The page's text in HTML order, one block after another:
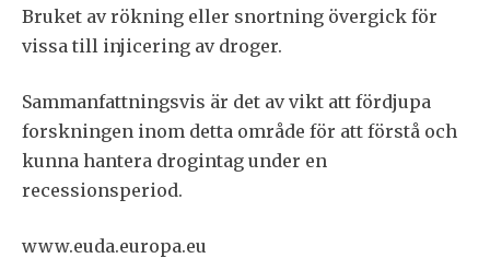
Bruket av rökning eller snortning övergick för
vissa till injicering av droger.
Sammanfattningsvis är det av vikt att fördjupa
forskningen inom detta område för att förstå och
kunna hantera drogintag under en
recessionsperiod.
www.euda.europa.eu